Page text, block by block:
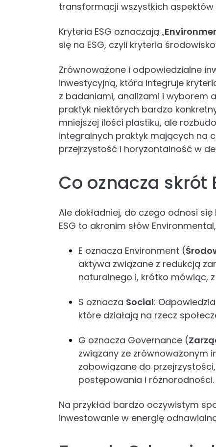
transformacji wszystkich aspektów
Kryteria ESG oznaczają „
się na ESG, czyli kryteria
Zrównoważone i odpowiedzialne
inwestycyjną, która integruje
z badaniami, analizami i wyborem
praktyk niektórych bardzo
mniejszej ilości plastiku, ale
integralnych praktyk mających na
przejrzystość i horyzontalność w
Co oznacza skrót
Ale dokładniej, do czego odnosi
ESG to akronim słów
E oznacza Environment (
aktywa związane z redukcją
naturalnego i, krótko mówiąc,
S oznacza Social:
które działają na rzecz
G oznacza Governance (
związany ze zrównoważonym
zobowiązane do
postępowania i różnorodności.
Na przykład bardzo oczywistym
inwestowanie w energię